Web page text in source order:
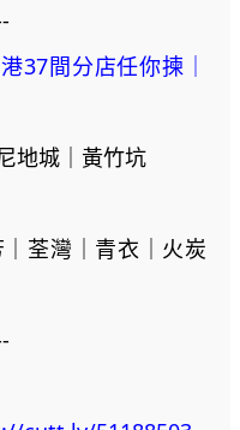
37間分店任你揀｜
地城｜黃竹坑
荃灣｜青衣｜火炭